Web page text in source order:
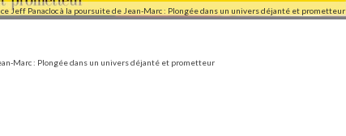
Jeff Panacloc à la poursuite de Jean-Marc : Plongée dans un univers déjanté et prometteur
Marc : Plongée dans un univers déjanté et prometteur